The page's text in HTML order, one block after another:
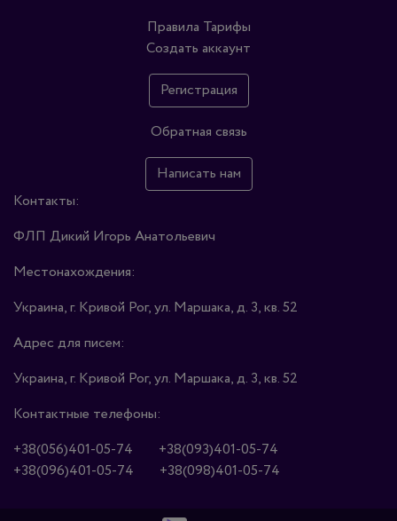
Правила Тарифы
Создать аккаунт
Регистрация
Обратная связь
Написать нам
Контакты:
ФЛП Дикий Игорь Анатольевич
Местонахождения:
Украина, г. Кривой Рог, ул. Маршака, д. 3, кв. 52
Адрес для писем:
Украина, г. Кривой Рог, ул. Маршака, д. 3, кв. 52
Контактные телефоны:
+38(056)401-05-74
+38(093)401-05-74
+38(096)401-05-74
+38(098)401-05-74